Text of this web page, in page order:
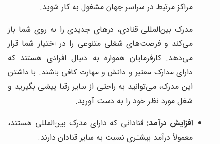
مراکز مرتبط در سراسر جهان مشغول به کار شوید.
مدرک بین‌المللی قنادی، درهای جدیدی را به روی شما باز
می‌کند و فرصت‌های شغلی متنوعی را در اختیار شما قرار
می‌دهد. کارفرمایان همواره به دنبال افرادی هستند که
دارای مدارک معتبر و دانش و مهارت کافی باشند. با داشتن
این مدرک، می‌توانید به راحتی از سایر رقبا پیشی بگیرید و
شغل مورد نظر خود را به دست آورید.
افزایش درآمد: قنادانی که دارای مدرک بین‌المللی هستند،
معمولاً درآمد بیشتری نسبت به سایر قنادان دارند.